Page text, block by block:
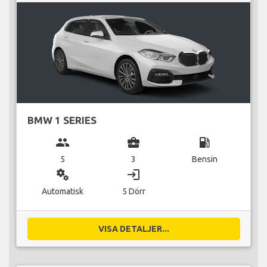
BMW 1 SERIES
group
5
business_center
3
local_gas_station
Bensin
miscellaneous_services
Automatisk
login
5 Dörr
VISA DETALJER...